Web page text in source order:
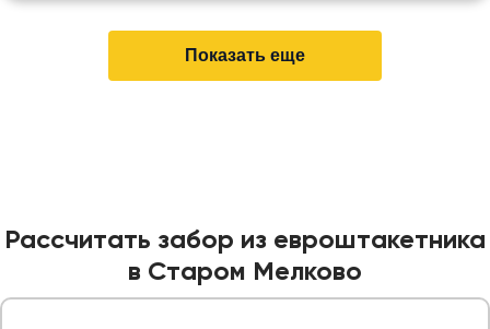
Показать еще
Рассчитать забор из евроштакетника
в Старом Мелково